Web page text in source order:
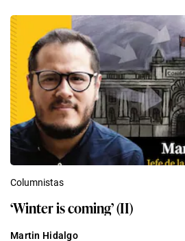
Columnistas
‘Winter is coming’ (II)
Martin Hidalgo